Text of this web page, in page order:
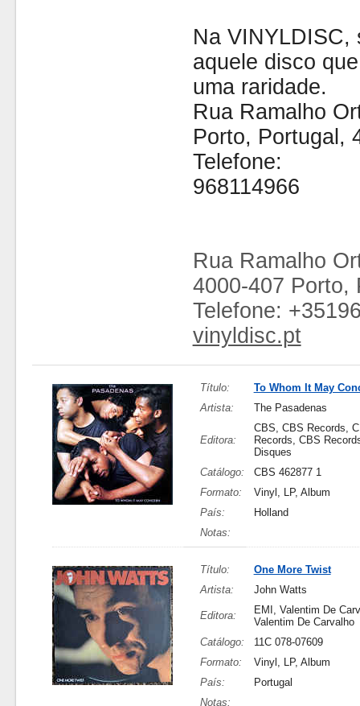
Na VINYLDISC,
aquele disco
uma raridade.
Rua Ramalho
Porto, Portugal,
Telefone:
968114966
Rua Ramalho
4000-407 Porto,
Telefone:
vinyldisc.pt
Título:
To Whom It May
Artista:
The Pasadenas
Editora:
CBS, CBS Records,
Records, CBS
Disques
Catálogo:
CBS 462877 1
Formato:
Vinyl, LP, Album
País:
Holland
Notas:
Título:
One More Twist
Artista:
John Watts
Editora:
EMI, Valentim De
Valentim De Carvalho
Catálogo:
11C 078-07609
Formato:
Vinyl, LP, Album
País:
Portugal
Notas: